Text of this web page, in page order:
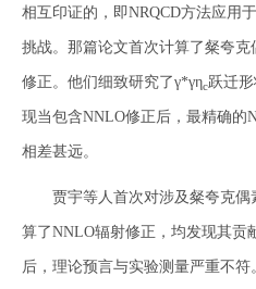
相互印证的，即NRQCD方法应用
挑战。那篇论文首次计算了粲夸
修正。他们细致研究了γ*γηc跃迁
现当包含NNLO修正后，最精确的
相差甚远。
贾宇等人首次对涉及粲夸克偶
算了NNLO辐射修正，均发现其贡
后，理论预言与实验测量严重不符